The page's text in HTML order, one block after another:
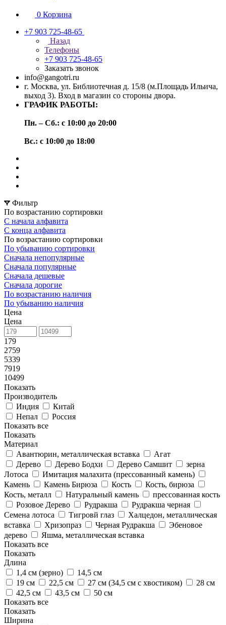
0 Корзина
+7 903 725-48-65
Назад
Телефоны
+7 903 725-48-65
Заказать звонок
info@gangotri.ru
г. Москва, ул. Библиотечная д. 15/8 (м.Площадь Ильича,
выход 3). Вход в магазин со стороны двора.
ГРАФИК РАБОТЫ:
Пн. – Сб.: с 10:00 до 20:00
Вс.: с 10:00 до 18:00
Фильтр
По возрастанию сортировки
С начала алфавита
С конца алфавита
По возрастанию сортировки
По убыванию сортировки
Сначала непопулярные
Сначала популярные
Сначала дешевые
Сначала дорогие
По возрастанию наличия
По убыванию наличия
Цена
Цена
179
2759
5339
7919
10499
Показать
Производитель
Индия
Китай
Непал
Россия
Показать все
Показать
Материал
Авантюрин, металлическая вставка
Агат
Дерево
Дерево Бодхи Дерево Самшит
зерна
Лотоса
Имитация малахита (прессованный камень)
Камень
Камень Бирюза Кость
Кость, бирюза
Кость, металл
Натуральный камень
прессованная кость
Розовое Дерево
Рудракша
Рудракша черная
Семена лотоса
Тигровй глаз
Халцедон, металлическая
вставка
Хризопраз Черная Рудракша
Эбеновое
дерево
Яшма, металлическая вставка
Показать все
Показать
Длина
1,4 см (зерно)
14,5 см
19 см
22,5 см 27 см (34,5 см с хвостиком)
28 см
42,5 см
43,5 см
50 см
Показать все
Показать
Ширина